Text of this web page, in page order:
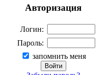
Авторизация
Логин:
Пароль:
запомнить меня